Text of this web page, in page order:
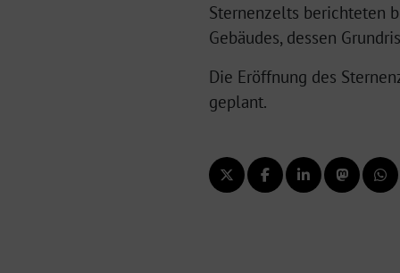
Sternenzelts berichteten
Gebäudes, dessen
Die Eröffnung des
geplant.